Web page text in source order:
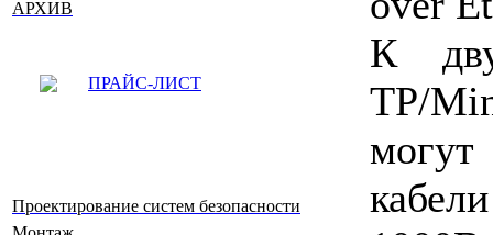
АРХИВ
ПРАЙС-ЛИСТ
Проектирование систем безопасности
К
TP/